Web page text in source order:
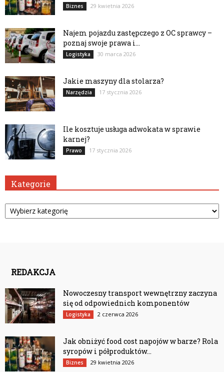
Biznes 29 kwietnia 2026
Najem pojazdu zastępczego z OC sprawcy –
poznaj swoje prawa i...
Logistyka 30 marca 2026
Jakie maszyny dla stolarza?
Narzędzia 17 stycznia 2026
Ile kosztuje usługa adwokata w sprawie
karnej?
Prawo 17 stycznia 2026
Kategorie
Kategorie
REDAKCJA
Nowoczesny transport wewnętrzny zaczyna
się od odpowiednich komponentów
Logistyka 2 czerwca 2026
Jak obniżyć food cost napojów w barze? Rola
syropów i półproduktów...
Biznes 29 kwietnia 2026